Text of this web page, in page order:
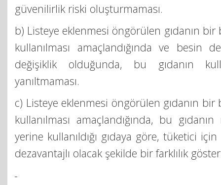
güvenilirlik riski oluşturmaması.
b) Listeye eklenmesi öngörülen gıdanın bir
kullanılması amaçlandığında ve besin
değişiklik olduğunda, bu gıdanın
yanıltmaması.
c) Listeye eklenmesi öngörülen gıdanın bir
kullanılması amaçlandığında, bu
yerine kullanıldığı gıdaya göre, tüketici
dezavantajlı olacak şekilde bir farklılık